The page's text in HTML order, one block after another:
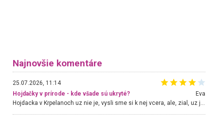
Najnovšie komentáre
25.07.2026, 11:14
Hojdačky v prírode - kde všade sú ukryté?
Eva
Hojdacka v Krpelanoch uz nie je, vysli sme si k nej vcera, ale, zial, uz je znicena. Ak sem planujete cestu len kvoli hojdacke, mozete si ju usetrit. Krasny vyhlad je tu vsak aj bez hojdacky :-)